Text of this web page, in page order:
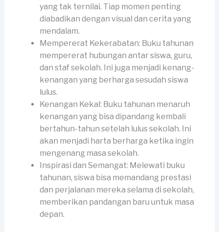
yang tak ternilai. Tiap momen penting
diabadikan dengan visual dan cerita yang
mendalam.
Mempererat Kekerabatan: Buku tahunan
mempererat hubungan antar siswa, guru,
dan staf sekolah. Ini juga menjadi kenang-
kenangan yang berharga sesudah siswa
lulus.
Kenangan Kekal: Buku tahunan menaruh
kenangan yang bisa dipandang kembali
bertahun-tahun setelah lulus sekolah. Ini
akan menjadi harta berharga ketika ingin
mengenang masa sekolah.
Inspirasi dan Semangat: Melewati buku
tahunan, siswa bisa memandang prestasi
dan perjalanan mereka selama di sekolah,
memberikan pandangan baru untuk masa
depan.